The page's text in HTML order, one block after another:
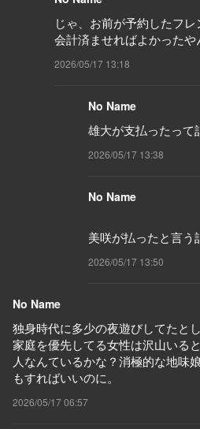
じゃ、お前が予約したフ
会計済ませればよかったや
2026/05/17 13:18
No Name
雄大が支払ったって
2026/05/17 13:38
No Name
美咲が払ったと言う
2026/05/17 13:50
No Name
独身時代に多少の夜遊びしてたと
家庭を優先してる女性は沢山いる
人なんているかな？消極的な地味
もすればいいのに。
2026/05/17 06:57